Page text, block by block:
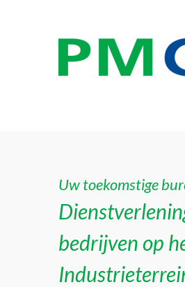
Uw toekomstige
bedrijven op